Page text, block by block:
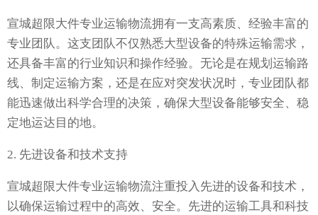
宣城超限大件专业运输物流拥有一支高素质、经验丰富的
专业团队。这支团队不仅熟悉大型设备的特殊运输需求，
还具备丰富的行业知识和操作经验。无论是在规划运输路
线、制定运输方案，还是在应对突发状况时，专业团队都
能迅速做出科学合理的决策，确保大型设备能够安全、稳
定地运达目的地。
2. 先进设备和技术支持
宣城超限大件专业运输物流注重投入先进的设备和技术，
以确保运输过程中的高效、安全。先进的运输工具和科技